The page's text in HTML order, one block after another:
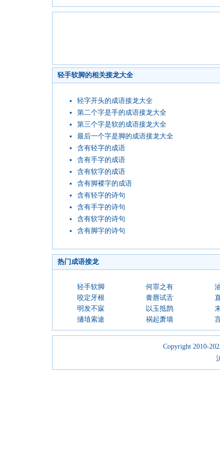
轻手软脚的相关接龙大全
轻字开头的成语接龙大全
第二个字是手的成语接龙大全
第三个字是软的成语接龙大全
最后一个字是脚的成语接龙大全
含有轻字的成语
含有手字的成语
含有软字的成语
含有脚褛字的成语
含有轻字的诗句
含有手字的诗句
含有软字的诗句
含有脚字的诗句
热门成语接龙
轻手软脚 何罪之有
咬定牙根
膏唇试舌
明发不寐
以玉抵鹊
擿埴索途
祸起萧墙
Copyright 2010-